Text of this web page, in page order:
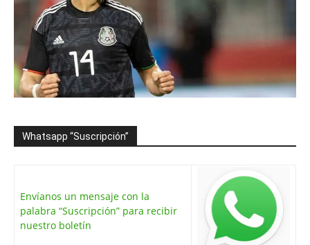
Whatsapp “Suscripción”
Envíanos un mensaje con la
palabra “Suscripción” para recibir
nuestro boletín